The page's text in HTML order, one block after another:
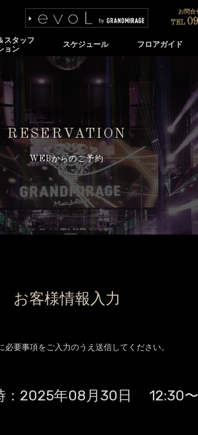
スタッフ
ョン
スケジュール フロアガイド
お問合
TEL
RESERVATION
WEBからのご予約
お客様情報入力
必要事項をご入力のうえ送信してください。
2025年08月30日 12:30〜